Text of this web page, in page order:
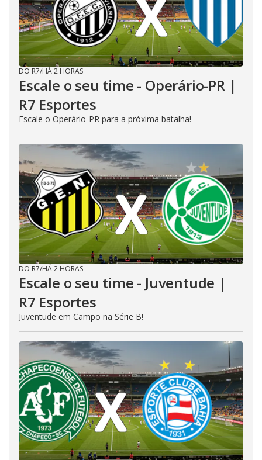
DO R7/HÁ 2 HORAS
Escale o seu time - Operário-PR |
R7 Esportes
Escale o Operário-PR para a próxima batalha!
DO R7/HÁ 2 HORAS
Escale o seu time - Juventude |
R7 Esportes
Juventude em Campo na Série B!